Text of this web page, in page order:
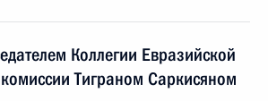
Коллегии Евразийской
Тиграном Саркисяном